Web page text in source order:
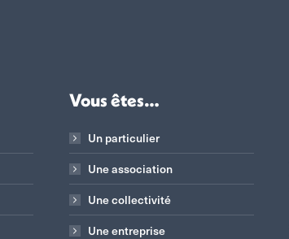
Vous êtes…
Un particulier
Une association
Une collectivité
Une entreprise